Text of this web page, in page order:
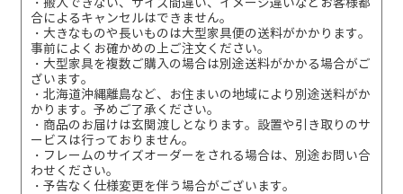
合によるキャンセルはできません。
・大きなものや長いものは大型家具便の送料がかかります。
事前によくお確かめの上ご注文ください。
・大型家具を複数ご購入の場合は別途送料がかかる場合がご
ざいます。
・北海道沖縄離島など、お住まいの地域により別途送料がか
かります。予めご了承ください。
・商品のお届けは玄関渡しとなります。設置や引き取りのサ
ービスは行っておりません。
・フレームのサイズオーダーをされる場合は、別途お問い合
わせください。
・予告なく仕様変更を伴う場合がございます。